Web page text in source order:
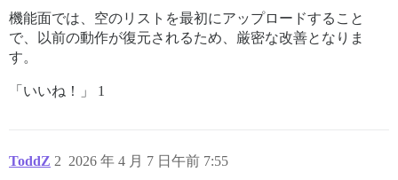
機能面では、空のリストを最初にアップロードすること
で、以前の動作が復元されるため、厳密な改善となりま
す。
「いいね！」 1
ToddZ 2026 年 4 月 7 日午前 7:55
2